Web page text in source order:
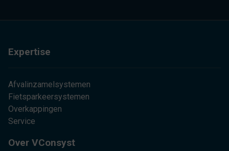
Expertise
Afvalinzamelsystemen
Fietsparkeersystemen
Overkappingen
Service
Over VConsyst